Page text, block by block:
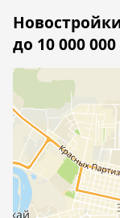
до 10 000